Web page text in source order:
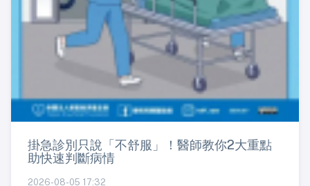
掛急診別只說「不舒服」！醫師教你2大重點
助快速判斷病情
2026-08-05 17:32